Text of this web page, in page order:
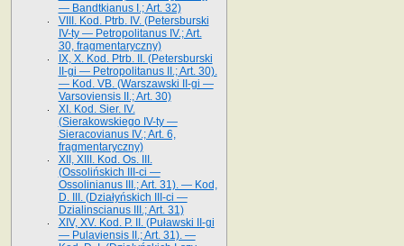
— Bandtkianus I.; Art. 32)
VIII. Kod. Ptrb. IV. (Petersburski
IV-ty — Petropolitanus IV.; Art.
30, fragmentaryczny)
IX, X. Kod. Ptrb. II. (Petersburski
II-gi — Petropolitanus II.; Art. 30).
— Kod. VB. (Warszawski II-gi —
Varsoviensis II.; Art. 30)
XI. Kod. Sier. IV.
(Sierakowskiego IV-ty —
Sieracovianus IV.; Art. 6,
fragmentaryczny)
XII, XIII. Kod. Os. III.
(Ossolińskich III-ci —
Ossolinianus III.; Art. 31). — Kod,
D. III. (Działyńskich III-ci —
Dzialinscianus III.; Art. 31)
XIV, XV. Kod. P. II. (Puławski II-gi
— Pulaviensis II.; Art. 31). —